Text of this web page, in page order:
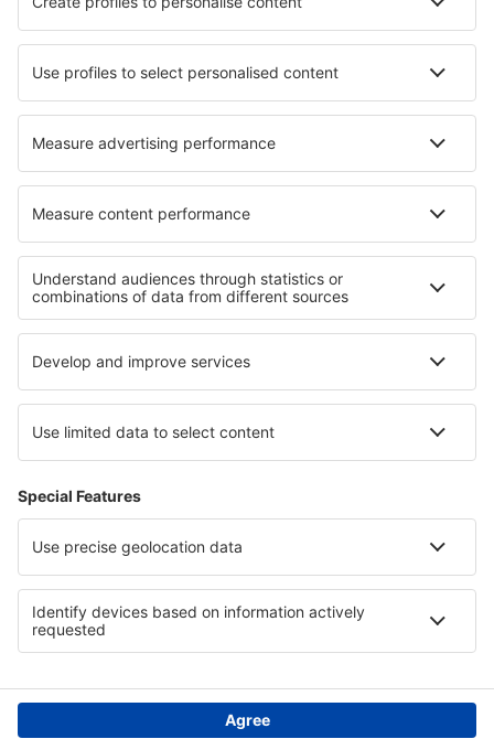
Hotely in Haldensleben
Hotely in Ohio Hotely in Mesa Verde National Park
Hotely in Grand Teton National Park Hotely na La Digue
Hotely in Rodna Mountains National Park Hotely in Colima
Hotely ve Spojených arabských emirátech
Hotely na Mallorce